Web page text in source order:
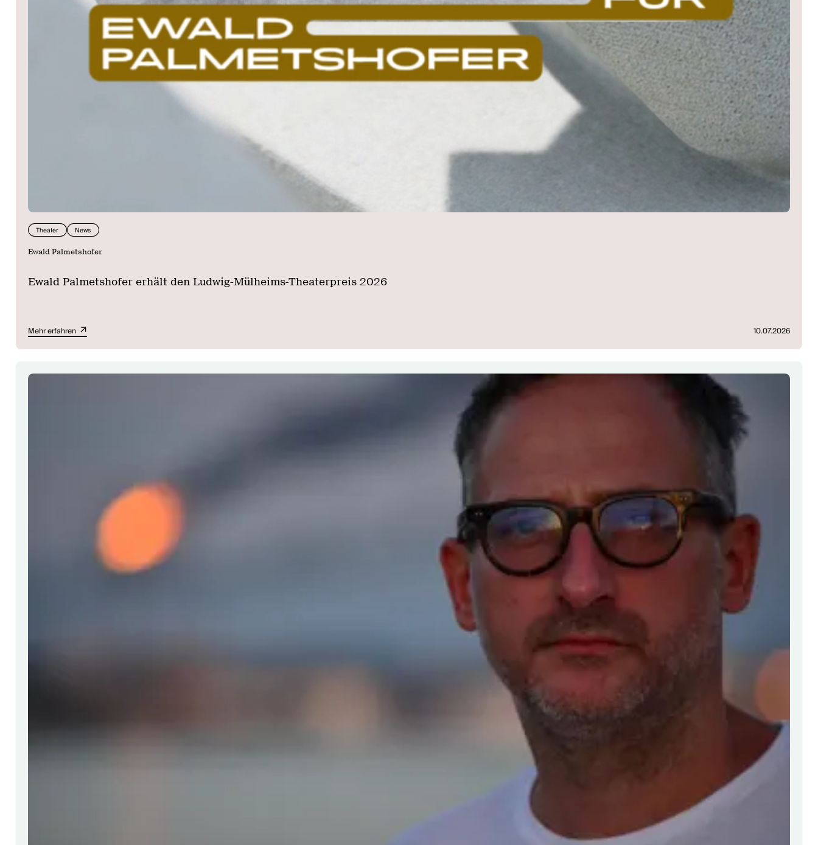
Theater News
Ewald Palmetshofer
Ewald Palmetshofer erhält den Ludwig-Mülheims-Theaterpreis 2026
Mehr erfahren 10.07.2026